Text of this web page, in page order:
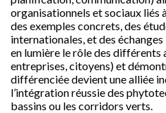
organisationnels et sociaux liés
des exemples concrets, des
internationales, et des
en lumière le rôle des différents
entreprises, citoyens) et
différenciée devient une alliée
l’intégration réussie des
bassins ou les corridors verts.